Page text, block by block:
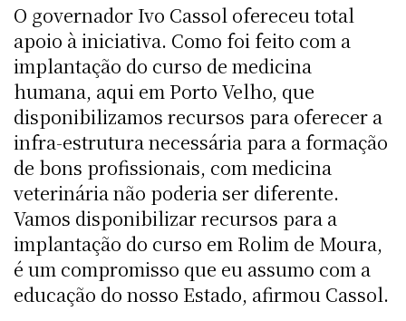
O governador Ivo Cassol ofereceu total
apoio à iniciativa. Como foi feito com a
implantação do curso de medicina
humana, aqui em Porto Velho, que
disponibilizamos recursos para oferecer a
infra-estrutura necessária para a formação
de bons profissionais, com medicina
veterinária não poderia ser diferente.
Vamos disponibilizar recursos para a
implantação do curso em Rolim de Moura,
é um compromisso que eu assumo com a
educação do nosso Estado, afirmou Cassol.